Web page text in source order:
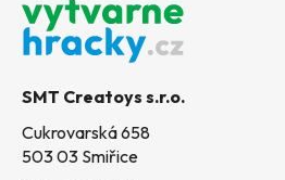
SMT Creatoys s.r.o.
Cukrovarská 658
503 03 Smiřice